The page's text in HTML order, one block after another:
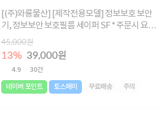
[(주)와룡물산] [제작전용모델] 정보보호 보안
기, 정보보안 보호필름 세이퍼 SF * 주문시 요청
글에 사이즈 메모 必 * [사이즈 : 495X287~
532X300]
45,000원
13% 39,000원
4.9 30건
네이버 포인트 토스페이 무료배송 주의